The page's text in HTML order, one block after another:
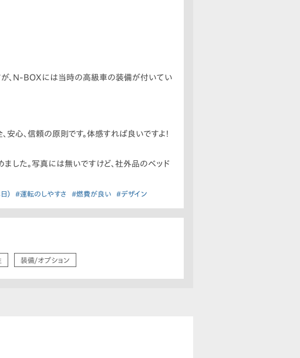
、N-BOXには当時の高級車の装備が付いてい
心、信頼の原則です。体感すれば良いですよ！
した。写真には無いですけど、社外品のベッド
） #運転のしやすさ #燃費が良い #デザイン
装備/オプション